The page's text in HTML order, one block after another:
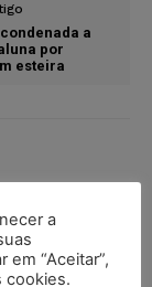
a
por
esteira
a
“Aceitar”,
cookies.